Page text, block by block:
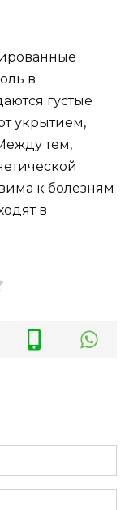
в
густые
укрытием,
тем,
к болезням
в